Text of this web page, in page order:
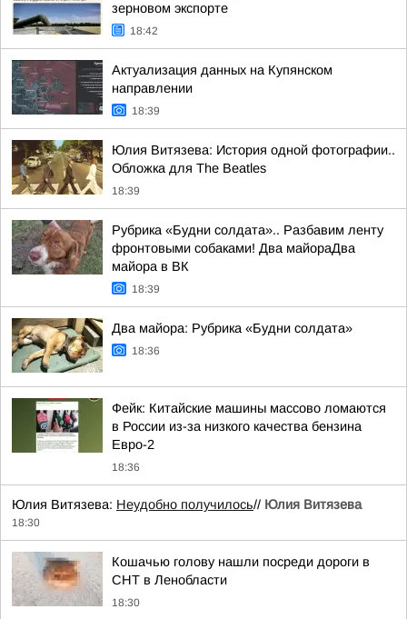
зерновом экспорте
18:42
Актуализация данных на Купянском
направлении
18:39
Юлия Витязева: История одной фотографии..
Обложка для The Beatles
18:39
Рубрика «Будни солдата».. Разбавим ленту
фронтовыми собаками! Два майораДва
майора в ВК
18:39
Два майора: Рубрика «Будни солдата»
18:36
Фейк: Китайские машины массово ломаются
в России из-за низкого качества бензина
Евро-2
18:36
Юлия Витязева: Неудобно получилось// Юлия Витязева
18:30
Кошачью голову нашли посреди дороги в
СНТ в Ленобласти
18:30